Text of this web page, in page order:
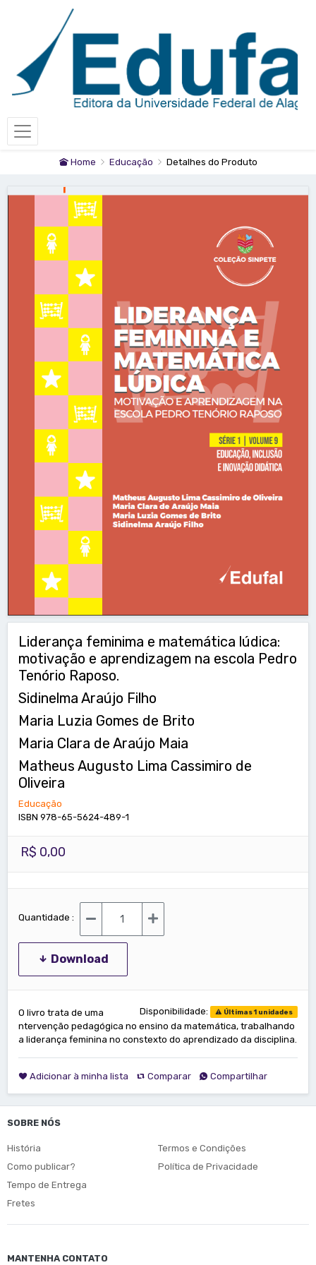
Home Educação Detalhes do Produto
Liderança feminima e matemática lúdica:
motivação e aprendizagem na escola Pedro
Tenório Raposo.
Sidinelma Araújo Filho
Maria Luzia Gomes de Brito
Maria Clara de Araújo Maia
Matheus Augusto Lima Cassimiro de
Oliveira
Educação
ISBN 978-65-5624-489-1
R$ 0,00
Quantidade :
Download
Disponibilidade: Últimas 1 unidades
O livro trata de uma
ntervenção pedagógica no ensino da matemática, trabalhando
a liderança feminina no constexto do aprendizado da disciplina.
Adicionar à minha lista Comparar Compartilhar
SOBRE NÓS
História
Como publicar?
Tempo de Entrega
Fretes
Termos e Condições
Política de Privacidade
MANTENHA CONTATO